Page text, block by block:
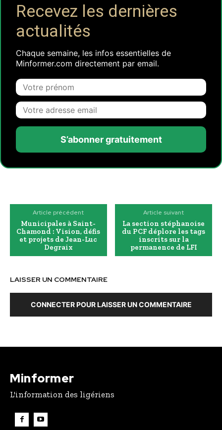
Recevez les dernières
actualités
Chaque semaine, les infos essentielles de
Minformer.com directement par email.
S’abonner gratuitement
Article précédent
Municipales à Saint-
Chamond : Vision, défis
et projets de Jean-Luc
Degraix
Article suivant
La section stéphanoise
du PCF déplore les tags
inscrits sur la
permanence de LFI
LAISSER UN COMMENTAIRE
CONNECTER POUR LAISSER UN COMMENTAIRE
Minformer
L'information des ligériens